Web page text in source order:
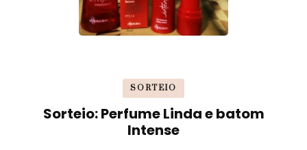
SORTEIO
Sorteio: Perfume Linda e batom
Intense